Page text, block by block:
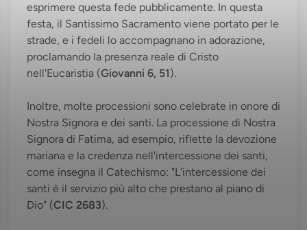
esprimere questa fede pubblicamente. In questa
festa, il Santissimo Sacramento viene portato per le
strade, e i fedeli lo accompagnano in adorazione,
proclamando la presenza reale di Cristo
nell'Eucaristia (Giovanni 6, 51).
Inoltre, molte processioni sono celebrate in onore di
Nostra Signora e dei santi. La processione di Nostra
Signora di Fatima, ad esempio, riflette la devozione
mariana e la credenza nell'intercessione dei santi,
come insegna il Catechismo: "L'intercessione dei
santi è il servizio più alto che prestano al piano di
Dio" (CIC 2683).